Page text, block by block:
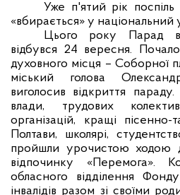
Уже п'ятий рік
«вбирається» у національний
Цього року Парад
відбувся 24 вересня.
духовного місця – Соборної
міський голова
виголосив відкриття
влади, трудових
організацій, кращі пісенно-
Полтави, школярі,
пройшли урочистою ходою
відпочинку «Перемога».
обласного відділення
інвалідів разом зі своїми